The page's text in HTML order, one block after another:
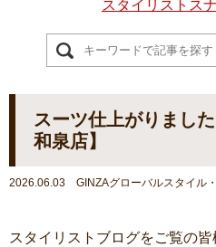
スタイリストス
スーツ仕上がりまし
和泉店】
2026.06.03 GINZAグローバルスタイル
スタイリストブログをご覧の皆